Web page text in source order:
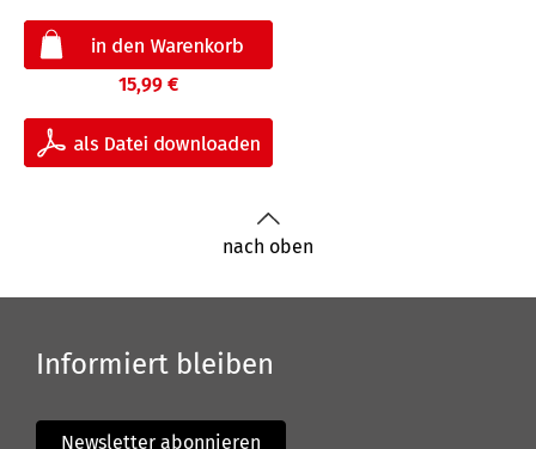
15,99 €
nach oben
Informiert bleiben
Newsletter abonnieren